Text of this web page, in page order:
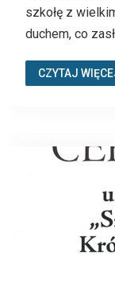
szkołę z
duchem, co
CZYTAJ